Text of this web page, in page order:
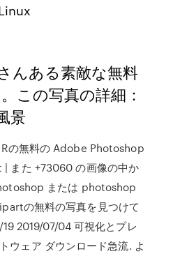
んある素敵な無料
この写真の詳細：
景
の無料の Adobe Photoshop
また +73060 の画像の中か
または photoshop
の無料の写真を見つけて
2019/07/04 可視化とプレ
ウェア ダウンロード急流. よ